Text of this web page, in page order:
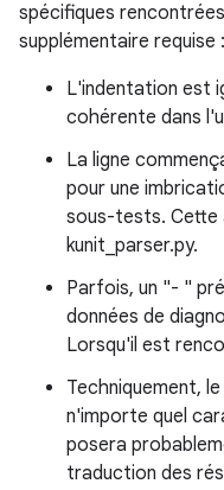
spécifiques
supplémentaire requise :
L'indentation est
cohérente dans
La ligne
pour une
sous-tests. Cette
kunit_parser.py.
Parfois, un "- "
données de
Lorsqu'il est
Techniquement,
n'importe quel
posera
traduction des